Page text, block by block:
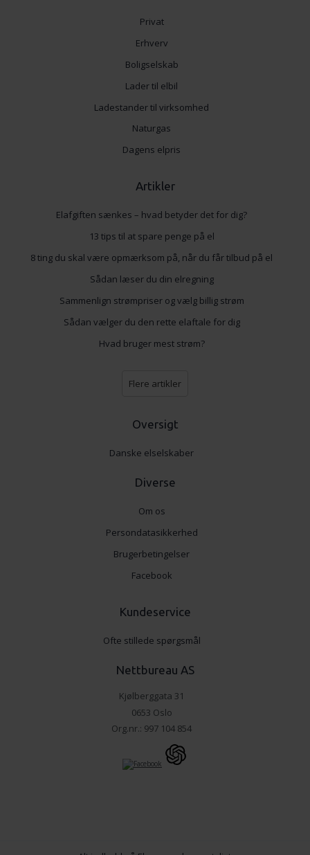
Privat
Erhverv
Boligselskab
Lader til elbil
Ladestander til virksomhed
Naturgas
Dagens elpris
Artikler
Elafgiften sænkes – hvad betyder det for dig?
13 tips til at spare penge på el
8 ting du skal være opmærksom på, når du får tilbud på el
Sådan læser du din elregning
Sammenlign strømpriser og vælg billig strøm
Sådan vælger du den rette elaftale for dig
Hvad bruger mest strøm?
Flere artikler
Oversigt
Danske elselskaber
Diverse
Om os
Persondatasikkerhed
Brugerbetingelser
Facebook
Kundeservice
Ofte stillede spørgsmål
Nettbureau AS
Kjølberggata 31
0653 Oslo
Org.nr.: 997 104 854